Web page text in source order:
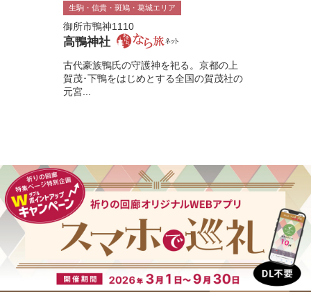
生駒・信貴・斑鳩・葛城エリア
御所市鴨神1110
高鴨神社
古代豪族鴨氏の守護神を祀る。京都の上
賀茂･下鴨をはじめとする全国の賀茂社の
元宮...